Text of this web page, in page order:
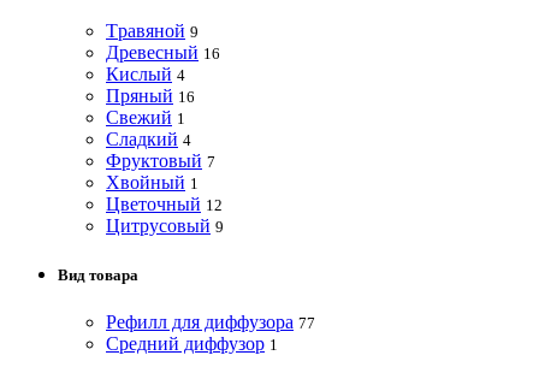
Tравяной 9
Древесный 16
Кислый 4
Пряный 16
Свежий 1
Сладкий 4
Фруктовый 7
Хвойный 1
Цветочный 12
Цитрусовый 9
Вид товара
Рефилл для диффузора 77
Средний диффузор 1